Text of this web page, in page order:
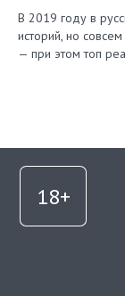
В 2019 году в
историй, но
— при этом топ